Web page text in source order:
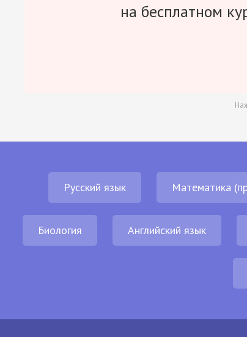
на бесплатном
Русский язык Математика
Биология Английский язык